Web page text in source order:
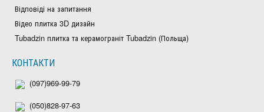
Відповіді на запитання
Відео плитка 3D дизайн
Tubadzin плитка та керамограніт Tubadzin (Польща)
КОНТАКТИ
(097)969-99-79
(050)828-97-63